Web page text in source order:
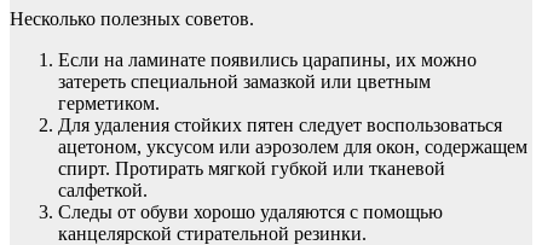
Несколько полезных советов.
Если на ламинате появились царапины, их можно
затереть специальной замазкой или цветным
герметиком.
Для удаления стойких пятен следует воспользоваться
ацетоном, уксусом или аэрозолем для окон, содержащем
спирт. Протирать мягкой губкой или тканевой
салфеткой.
Следы от обуви хорошо удаляются с помощью
канцелярской стирательной резинки.